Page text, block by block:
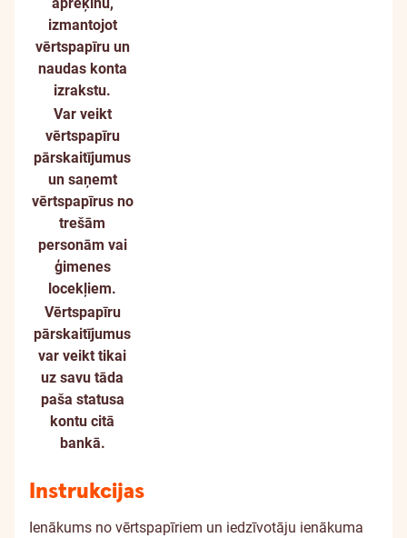
izmantojot
vērtspapīru un
naudas konta
izrakstu.
Var veikt
vērtspapīru
pārskaitījumus
un saņemt
vērtspapīrus no
trešām
personām vai
ģimenes
locekļiem.
Vērtspapīru
pārskaitījumus
var veikt tikai
uz savu tāda
paša statusa
kontu citā
bankā.
Instrukcijas
Ienākums no vērtspapīriem un iedzīvotāju ienākuma